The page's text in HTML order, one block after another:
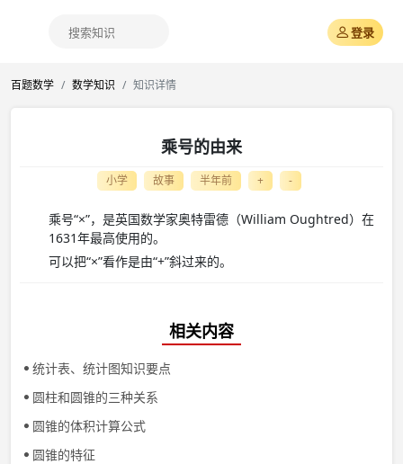
登录
百题数学 数学知识 知识详情
乘号的由来
小学 故事 半年前 + -
乘号“×”，是英国数学家奥特雷德（William Oughtred）在
1631年最高使用的。
可以把“×”看作是由“+”斜过来的。
相关内容
统计表、统计图知识要点
圆柱和圆锥的三种关系
圆锥的体积计算公式
圆锥的特征